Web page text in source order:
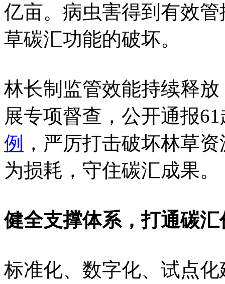
亿亩。病虫害得到有效
草碳汇功能的破坏。
林长制监管效能持续释
展专项督查，公开通报
例
，严厉打击破坏林草
为损耗，守住碳汇成果。
健全支撑体系，打通碳
标准化、数字化、试点